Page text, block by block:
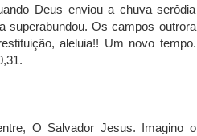
Deus enviou a chuva serôdia
superabundou. Os campos outrora
aleluia!! Um novo tempo.
O Salvador Jesus. Imagino o